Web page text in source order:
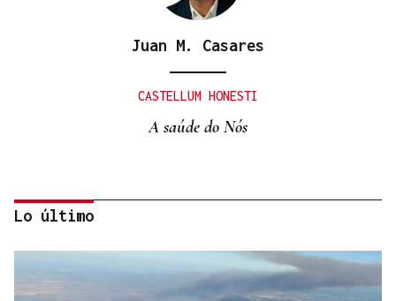
Juan M. Casares
CASTELLUM HONESTI
A saúde do Nós
Itxu Díaz
Lo último